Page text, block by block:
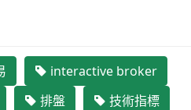
interactive broker
排盤
技術指標